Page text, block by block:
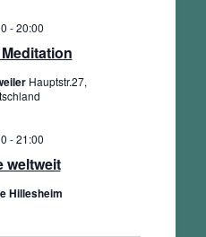
-20:00
Hauptstr.27,
weltweit
-21:00
Hillesheim